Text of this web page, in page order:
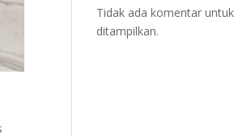
Tidak ada komentar untuk
ditampilkan.